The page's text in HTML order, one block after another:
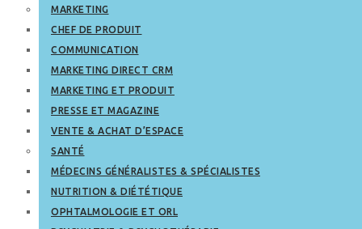
MARKETING
CHEF DE PRODUIT
COMMUNICATION
MARKETING DIRECT CRM
MARKETING ET PRODUIT
PRESSE ET MAGAZINE
VENTE & ACHAT D’ESPACE
SANTÉ
MÉDECINS GÉNÉRALISTES & SPÉCIALISTES
NUTRITION & DIÉTÉTIQUE
OPHTALMOLOGIE ET ORL